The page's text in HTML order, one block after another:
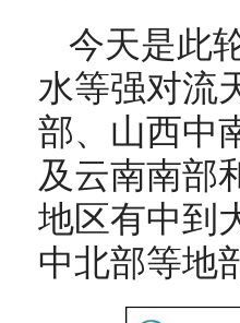
今天是此
水等强对流
部、山西中
及云南南部
地区有中到
中北部等地